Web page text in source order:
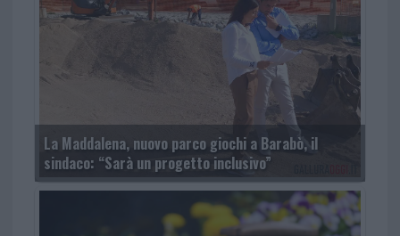
La Maddalena, nuovo parco giochi a Barabò, il
sindaco: “Sarà un progetto inclusivo”